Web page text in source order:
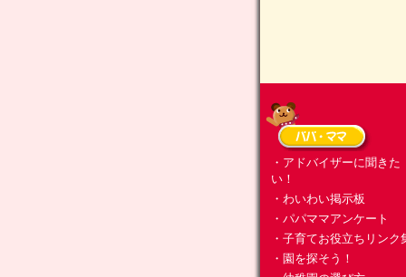
・アドバイザーに聞きた
い！
・わいわい掲示板
・パパママアンケート
・子育てお役立ちリンク
・園を探そう！